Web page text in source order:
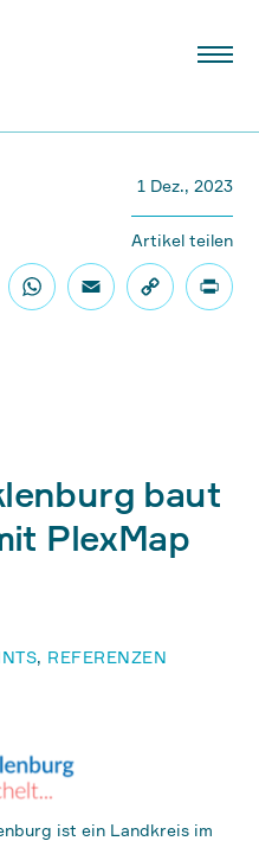
, REFERENZEN
baut
PlexMap
ist ein Landkreis im
1 Dez., 2023
Artikel teilen